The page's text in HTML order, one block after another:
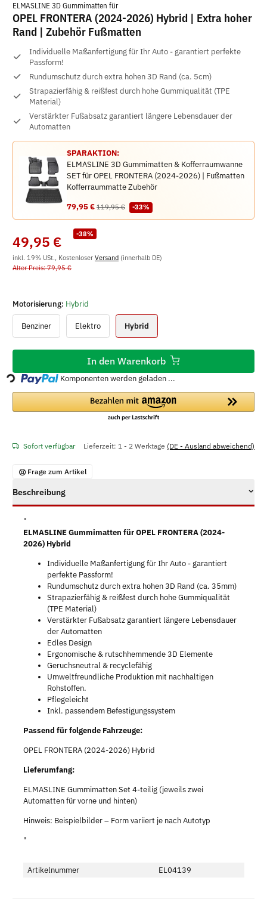
ELMASLINE 3D Gummimatten für
OPEL FRONTERA (2024-2026) Hybrid | Extra hoher
Rand | Zubehör Fußmatten
Individuelle Maßanfertigung für Ihr Auto - garantiert perfekte
Passform!
Rundumschutz durch extra hohen 3D Rand (ca. 5cm)
Strapazierfähig & reißfest durch hohe Gummiqualität (TPE
Material)
Verstärkter Fußabsatz garantiert längere Lebensdauer der
Automatten
SPARAKTION:
ELMASLINE 3D Gummimatten & Kofferraumwanne
SET für OPEL FRONTERA (2024-2026) | Fußmatten
Kofferraummatte Zubehör
79,95 € 119,95 € -33%
-38%
49,95 €
inkl. 19% USt., Kostenloser Versand (innerhalb DE)
Alter Preis: 79,95 €
Motorisierung: Hybrid
Benziner Elektro Hybrid
In den Warenkorb
Loading... Komponenten werden geladen ...
Sofort verfügbar Lieferzeit: 1 - 2 Werktage (DE - Ausland abweichend)
Frage zum Artikel
Beschreibung
"
ELMASLINE Gummimatten für OPEL FRONTERA (2024-
2026) Hybrid
Individuelle Maßanfertigung für Ihr Auto - garantiert
perfekte Passform!
Rundumschutz durch extra hohen 3D Rand (ca. 35mm)
Strapazierfähig & reißfest durch hohe Gummiqualität
(TPE Material)
Verstärkter Fußabsatz garantiert längere Lebensdauer
der Automatten
Edles Design
Ergonomische & rutschhemmende 3D Elemente
Geruchsneutral & recyclefähig
Umweltfreundliche Produktion mit nachhaltigen
Rohstoffen.
Pflegeleicht
Inkl. passendem Befestigungssystem
Passend für folgende Fahrzeuge:
OPEL FRONTERA (2024-2026) Hybrid
Lieferumfang:
ELMASLINE Gummimatten Set 4-teilig (jeweils zwei
Automatten für vorne und hinten)
Hinweis: Beispielbilder – Form variiert je nach Autotyp
"
Artikelnummer EL04139